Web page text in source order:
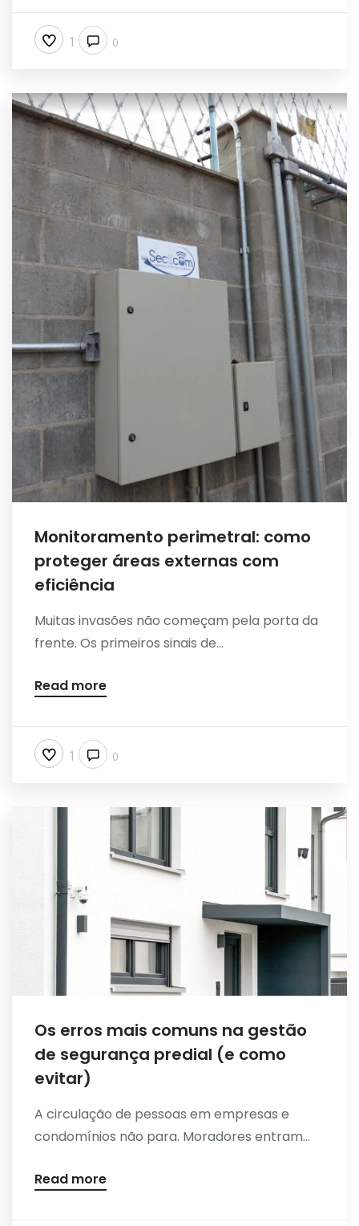
1 0
Monitoramento perimetral: como
proteger áreas externas com
eficiência
Muitas invasões não começam pela porta da
frente. Os primeiros sinais de...
Read more
1 0
Os erros mais comuns na gestão
de segurança predial (e como
evitar)
A circulação de pessoas em empresas e
condomínios não para. Moradores entram...
Read more